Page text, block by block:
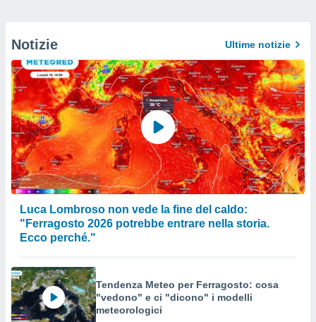
Notizie Ultime notizie
Luca Lombroso non vede la fine del caldo:
"Ferragosto 2026 potrebbe entrare nella storia.
Ecco perché."
Tendenza Meteo per Ferragosto: cosa
"vedono" e ci "dicono" i modelli
meteorologici